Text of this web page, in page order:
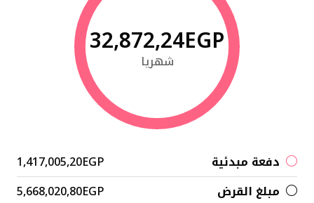
32,872,24EGP
شهريا
دفعة مبدئية
1,417,005,20EGP
مبلغ القرض
5,668,020,80EGP